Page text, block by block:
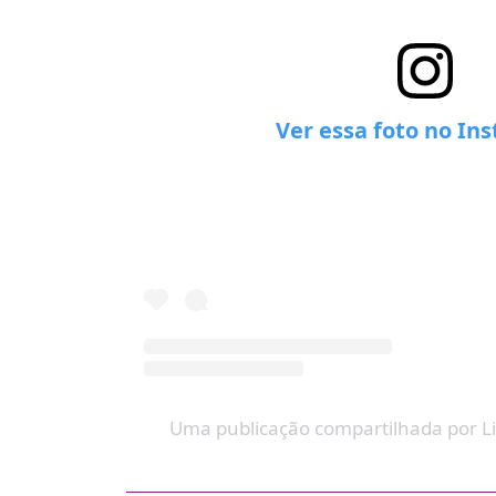
Ver essa foto no
Uma publicação compartilhada por